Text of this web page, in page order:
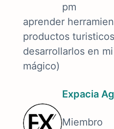
pm
aprender
productos
desarrollarlos en
mágico)
Expacia
Miembro